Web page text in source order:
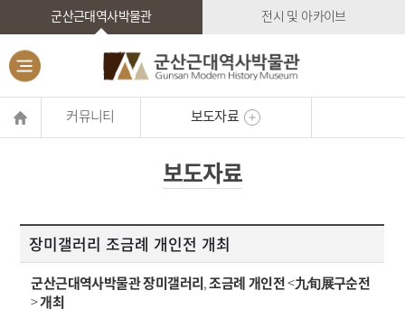
군산근대역사박물관 전시 및 아카이브
커뮤니티 보도자료
보도자료
장미갤러리 조금례 개인전 개최
군산근대역사박물관 장미갤러리,조금례 개인전<九旬展구순전
>개최